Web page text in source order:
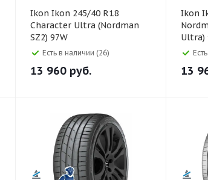
Ikon Ikon 245/40 R18
Character Ultra (Nordman
SZ2) 97W
Есть в наличии (26)
13 960 руб.
Ikon Ikon 245/40 R18
Ultra)
13